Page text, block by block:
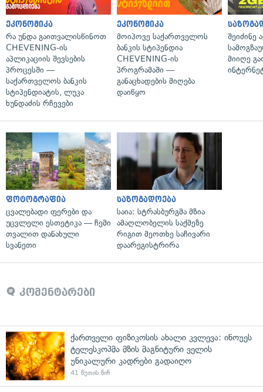
ეკონომიკა
რა უნდა გაითვალისწინოთ
CHEVENING-ის
აპლიკაციის შევსების
პროცესში —
საქართველოს ბანკის
სტიპენდიატის, ლუკა
ხუნდაძის რჩევები
ეკონომიკა
მოიპოვე საქართველოს
ბანკის სტიპენდია
CHEVENING-ის
პროგრამაში —
განაცხადების მიღება
დაიწყო
შეიძინე
მიიღე
ფოტოგრაფია
ცვალებადი ფერები და
უცვლელი ესთეტიკა — ჩემი
თვალით დანახული
სვანეთი
საზოგადოება
საია: სტრასბურგმა მზია
ამაღლობელის საქმეზე
რიგით მეოთხე საჩივარი
დაარეგისტრირა
კომენტარები
ქართველი ფიზიკოსის ახალი კვლევა: ინოუეს
ტელესკოპმა მზის მაგნიტური ველის
უნიკალური კადრები გადაიღო
41 წუთის წინ